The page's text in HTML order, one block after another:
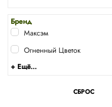
Бренд
Максэм
Огненный Цветок
+ Ещё...
СБРОС